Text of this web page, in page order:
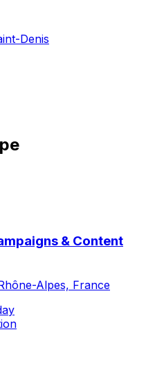
Denis
& Content
Alpes, France